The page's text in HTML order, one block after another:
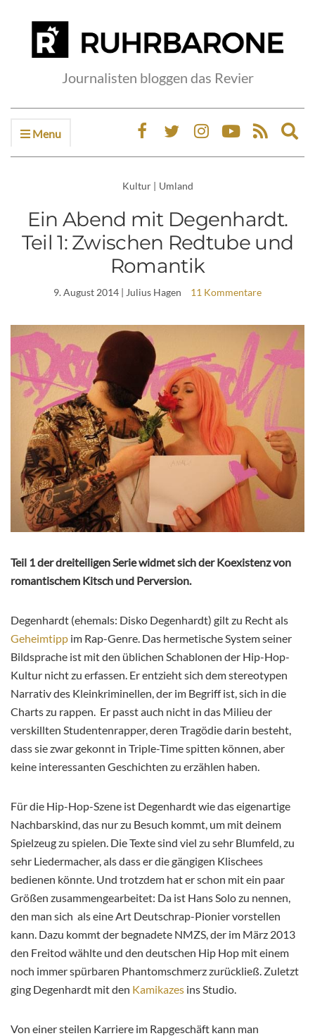
Journalisten bloggen das Revier
Menu
Kultur | Umland
Ein Abend mit Degenhardt.
Teil 1: Zwischen Redtube und
Romantik
9. August 2014 | Julius Hagen 11 Kommentare
Teil 1 der dreiteiligen Serie widmet sich der Koexistenz von
romantischem Kitsch und Perversion.
Degenhardt (ehemals: Disko Degenhardt) gilt zu Recht als
Geheimtipp im Rap-Genre. Das hermetische System seiner
Bildsprache ist mit den üblichen Schablonen der Hip-Hop-
Kultur nicht zu erfassen. Er entzieht sich dem stereotypen
Narrativ des Kleinkriminellen, der im Begriff ist, sich in die
Charts zu rappen. Er passt auch nicht in das Milieu der
verskillten Studentenrapper, deren Tragödie darin besteht,
dass sie zwar gekonnt in Triple-Time spitten können, aber
keine interessanten Geschichten zu erzählen haben.
Für die Hip-Hop-Szene ist Degenhardt wie das eigenartige
Nachbarskind, das nur zu Besuch kommt, um mit deinem
Spielzeug zu spielen. Die Texte sind viel zu sehr Blumfeld, zu
sehr Liedermacher, als dass er die gängigen Klischees
bedienen könnte. Und trotzdem hat er schon mit ein paar
Größen zusammengearbeitet: Da ist Hans Solo zu nennen,
den man sich als eine Art Deutschrap-Pionier vorstellen
kann. Dazu kommt der begnadete NMZS, der im März 2013
den Freitod wählte und den deutschen Hip Hop mit einem
noch immer spürbaren Phantomschmerz zurückließ. Zuletzt
ging Degenhardt mit den Kamikazes ins Studio.
Von einer steilen Karriere im Rapgeschäft kann man